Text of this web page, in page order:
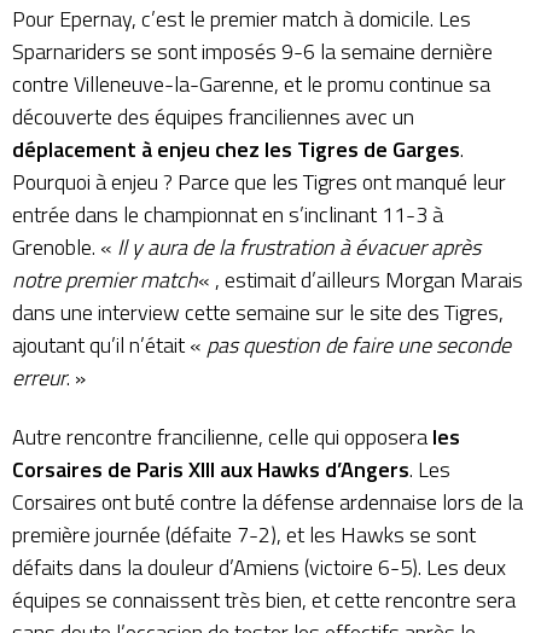
Pour Epernay, c’est le premier match à domicile. Les
Sparnariders se sont imposés 9-6 la semaine dernière
contre Villeneuve-la-Garenne, et le promu continue sa
découverte des équipes franciliennes avec un
déplacement à enjeu chez les Tigres de Garges.
Pourquoi à enjeu ? Parce que les Tigres ont manqué leur
entrée dans le championnat en s’inclinant 11-3 à
Grenoble. « Il y aura de la frustration à évacuer après
notre premier match« , estimait d’ailleurs Morgan Marais
dans une interview cette semaine sur le site des Tigres,
ajoutant qu’il n’était « pas question de faire une seconde
erreur. »
Autre rencontre francilienne, celle qui opposerales
Corsaires de Paris XIII aux Hawks d’Angers. Les
Corsaires ont buté contre la défense ardennaise lors de la
première journée (défaite 7-2), et les Hawks se sont
défaits dans la douleur d’Amiens (victoire 6-5). Les deux
équipes se connaissent très bien, et cette rencontre sera